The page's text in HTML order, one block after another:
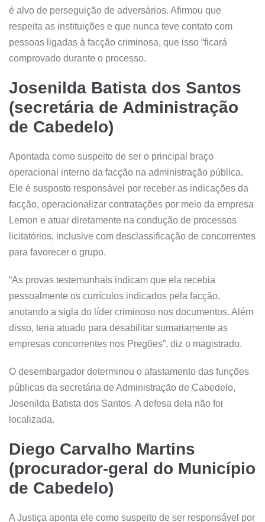
é alvo de perseguição de adversários. Afirmou que
respeita as instituições e que nunca teve contato com
pessoas ligadas à facção criminosa, que isso “ficará
comprovado durante o processo.
Josenilda Batista dos Santos
(secretária de Administração
de Cabedelo)
Apontada como suspeito de ser o principal braço
operacional interno da facção na administração pública.
Ele é susposto responsável por receber as indicações da
facção, operacionalizar contratações por meio da empresa
Lemon e atuar diretamente na condução de processos
licitatórios, inclusive com desclassificação de concorrentes
para favorecer o grupo.
“As provas testemunhais indicam que ela recebia
pessoalmente os currículos indicados pela facção,
anotando a sigla do líder criminoso nos documentos. Além
disso, teria atuado para desabilitar sumariamente as
empresas concorrentes nos Pregões”, diz o magistrado.
O desembargador determinou o afastamento das funções
públicas da secretária de Administração de Cabedelo,
Josenilda Batista dos Santos. A defesa dela não foi
localizada.
Diego Carvalho Martins
(procurador-geral do Município
de Cabedelo)
A Justiça aponta ele como suspeito de ser responsável por